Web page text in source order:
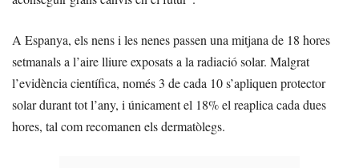
A Espanya, els nens i les nenes passen una mitjana de 18 hores
setmanals a l’aire lliure exposats a la radiació solar. Malgrat
l’evidència científica, només 3 de cada 10 s’apliquen protector
solar durant tot l’any, i únicament el 18% el reaplica cada dues
hores, tal com recomanen els dermatòlegs.